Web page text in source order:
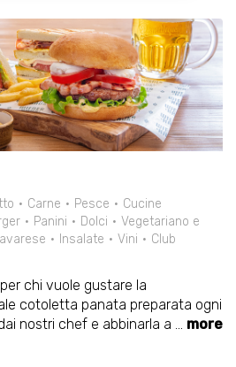
Carne Pesce
Cucine
Panini Dolci
Vegetariano e
Insalate Vini
Club
chi vuole gustare la
cotoletta panata preparata ogni
nostri chef e abbinarla a ... more